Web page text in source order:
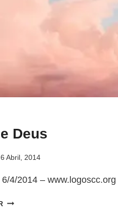
Deus
6 Abril, 2014
4/2014 – www.logoscc.org
O